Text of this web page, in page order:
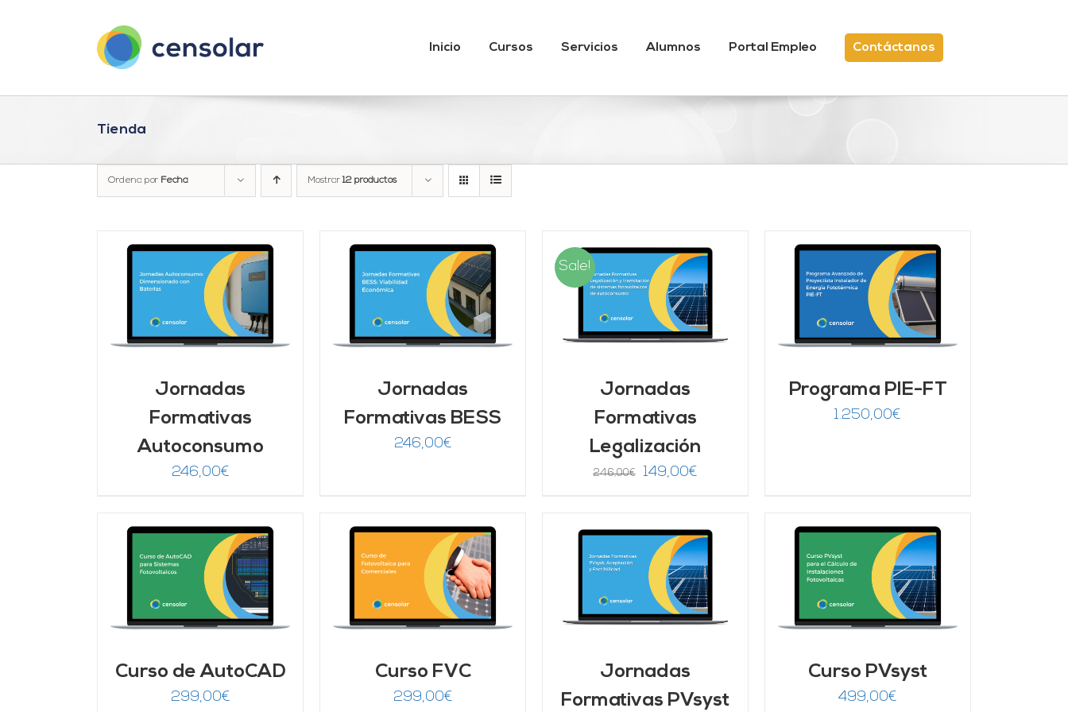
Inicio Cursos Servicios Alumnos Portal Empleo Contáctanos
Tienda
Ordena por Fecha Mostrar12 productos
Jornadas
Formativas
Autoconsumo
246,00€
AÑADIR AL CARRITO
DETALLES
Jornadas
Formativas BESS
246,00€
Sale!
AÑADIR AL CARRITO
DETALLES
Jornadas
Formativas
Legalización
246,00€
El
era:
246,00€.
149,00€El
es:
149,00€.
AÑADIR AL CARRITO
DETALLES
Programa PIE-FT
1.250,00€
Curso de AutoCAD
299,00€
AÑADIR AL CARRITO
DETALLES
Curso FVC
299,00€
AÑADIR AL CARRITO
DETALLES
Jornadas
Formativas PVsyst
Valorado
5.00de 5
AÑADIR AL CARRITO
DETALLES
Curso PVsyst
499,00€